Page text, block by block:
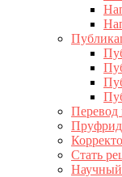
Перевод
Стать
Научный